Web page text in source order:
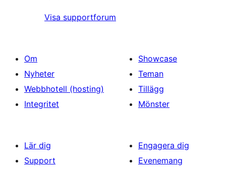
Visa supportforum
Om
Nyheter
Webbhotell (hosting)
Integritet
Showcase
Teman
Tillägg
Mönster
Lär dig
Support
Engagera dig
Evenemang